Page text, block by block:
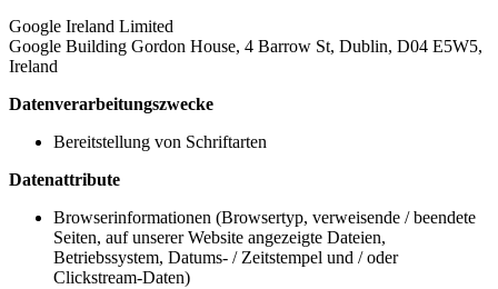
Google Ireland Limited
Google Building Gordon House, 4 Barrow St, Dublin, D04 E5W5,
Ireland
Datenverarbeitungszwecke
Bereitstellung von Schriftarten
Datenattribute
Browserinformationen (Browsertyp, verweisende / beendete
Seiten, auf unserer Website angezeigte Dateien,
Betriebssystem, Datums- / Zeitstempel und / oder
Clickstream-Daten)